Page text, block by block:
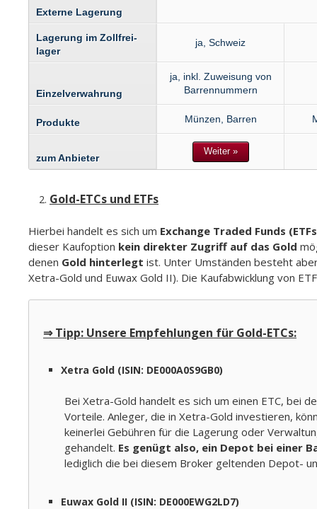
Externe Lagerung
Lagerung im Zollfrei­
lager
ja, Schweiz
Einzel­verwahrung
ja, inkl. Zuweisung von
Barren­nummern
Produkte Münzen, Barren
zum Anbieter
Weiter »
Gold-ETCs und ETFs
Hierbei handelt es sich um Exchange Traded Funds
dieser Kaufoption kein direkter Zugriff auf das Gold
denen Gold hinterlegt ist. Unter Umständen besteht
Xetra-Gold und Euwax Gold II). Die Kaufabwicklung von
⇒ Tipp: Unsere Empfehlungen für Gold-ETCs:
Xetra Gold (ISIN: DE000A0S9GB0)
Bei Xetra-Gold handelt es sich um einen ETC, bei
Vorteile. Anleger, die in Xetra-Gold investieren,
keinerlei Gebühren für die Lagerung oder
gehandelt. Es genügt also, ein Depot bei einer
lediglich die bei diesem Broker geltenden Depot-
Euwax Gold II (ISIN: DE000EWG2LD7)